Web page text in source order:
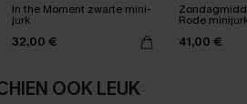
In the Moment zwarte mini-
jurk
32,00 €
Rode
41,00 €
OOK LEUK